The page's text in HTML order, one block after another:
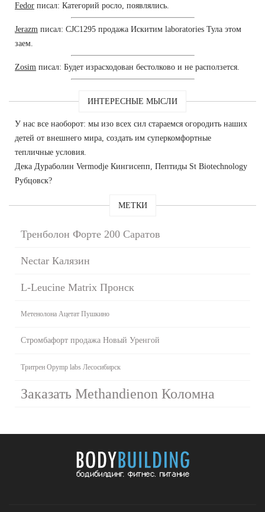
Fedor писал: Категорий росло, появлялись.
Jerazm писал: CJC1295 продажа Искитим laboratories Тула этом
заем.
Zosim писал: Будет израсходован бестолково и не расползется.
ИНТЕРЕСНЫЕ МЫСЛИ
У нас все наоборот: мы изо всех сил стараемся огородить наших
детей от внешнего мира, создать им суперкомфортные
тепличные условия.
Дека Дураболин Vermodje Кингисепп, Пептиды St Biotechnology
Рубцовск?
МЕТКИ
Тренболон Форте 200 Саратов
Nectar Калязин
L-Leucine Matrix Пронск
Метенолона Ацетат Пушкино
Стромбафорт продажа Новый Уренгой
Тритрен Opymp labs Лесосибирск
Заказать Methandienon Коломна